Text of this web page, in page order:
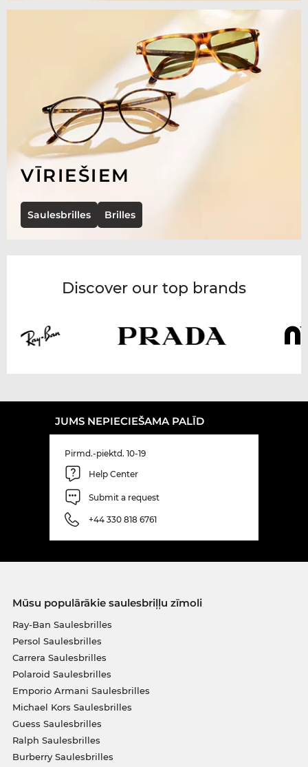
VĪRIEŠIEM
Saulesbrilles Brilles
Discover our top brands
JUMS NEPIECIEŠAMA PALĪD
Pirmd.-piektd. 10-19
Help Center
Submit a request
+44 330 818 6761
Mūsu populārākie saulesbriļļu zīmoli
Ray-Ban Saulesbrilles
Persol Saulesbrilles
Carrera Saulesbrilles
Polaroid Saulesbrilles
Emporio Armani Saulesbrilles
Michael Kors Saulesbrilles
Guess Saulesbrilles
Ralph Saulesbrilles
Burberry Saulesbrilles